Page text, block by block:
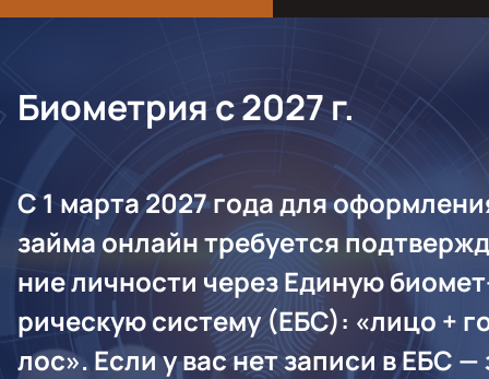
Би­омет­рия с 2027 г.
С 1 мар­та 2027 го­да для
зай­ма он­лайн тре­бу­ет­ся
ние лич­ности че­рез Еди­ную
ри­чес­кую сис­те­му (ЕБС): «ли­цо +
лос». Ес­ли у вас нет за­писи в ЕБС